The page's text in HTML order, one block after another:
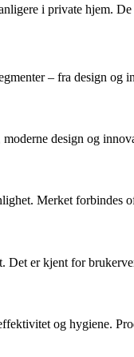
i private hjem.
– fra design
design og
Merket forbindes
er kjent for
og hygiene.